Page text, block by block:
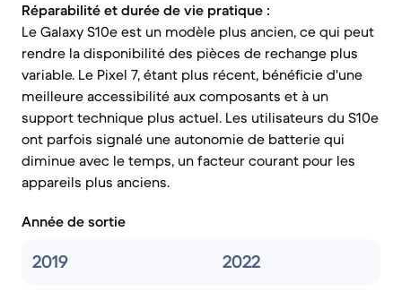
Réparabilité et durée de vie pratique :
Le Galaxy S10e est un modèle plus ancien, ce qui peut
rendre la disponibilité des pièces de rechange plus
variable. Le Pixel 7, étant plus récent, bénéficie d'une
meilleure accessibilité aux composants et à un
support technique plus actuel. Les utilisateurs du S10e
ont parfois signalé une autonomie de batterie qui
diminue avec le temps, un facteur courant pour les
appareils plus anciens.
Année de sortie
2019 2022